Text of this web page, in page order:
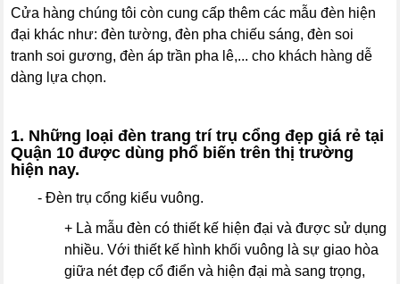
Cửa hàng chúng tôi còn cung cấp thêm các mẫu đèn hiện
đại khác như: đèn tường, đèn pha chiếu sáng, đèn soi
tranh soi gương, đèn áp trần pha lê,... cho khách hàng dễ
dàng lựa chọn.
1. Những loại đèn trang trí trụ cổng đẹp giá rẻ tại
Quận 10 được dùng phổ biến trên thị trường
hiện nay.
- Đèn trụ cổng kiểu vuông.
+ Là mẫu đèn có thiết kế hiện đại và được sử dụng
nhiều. Với thiết kế hình khối vuông là sự giao hòa
giữa nét đẹp cổ điển và hiện đại mà sang trọng,